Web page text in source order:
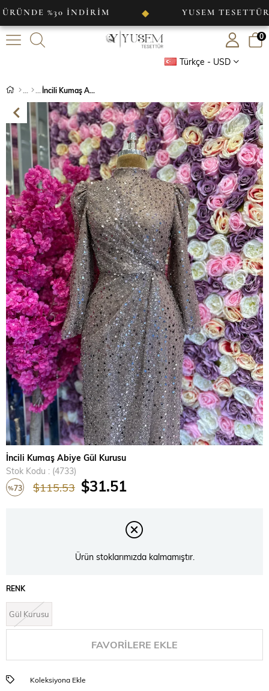
%30 İNDİRİM ◆ YUSEM TESETTÜR ◆
Türkçe - USD
0
İncili Kumaş Abiye Gül Kurusu
›
İncili Kumaş Abiye Gül Kurusu
Stok Kodu
(4733)
%73 $115.53 $31.51
Ürün stoklarımızda kalmamıştır.
RENK
Gül Kurusu
FAVORILERE EKLE
Koleksiyona Ekle